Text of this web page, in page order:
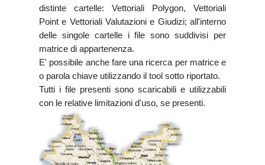
distinte cartelle: Vettoriali Polygon, Vettoriali
Point e Vettoriali Valutazioni e Giudizi; all'interno
delle singole cartelle i file sono suddivisi per
matrice di appartenenza.
E' possibile anche fare una ricerca per matrice e
o parola chiave utilizzando il tool sotto riportato.
Tutti i file presenti sono scaricabili e utilizzabili
con le relative limitazioni d'uso, se presenti.